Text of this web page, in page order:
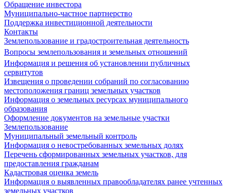
Обращение инвестора
Муниципально-частное партнерство
Поддержка инвестиционной деятельности
Контакты
Землепользование и градостроительная деятельность
Вопросы землепользования и земельных отношений
Информация и решения об установлении публичных
сервитутов
Извещения о проведении собраний по согласованию
местоположения границ земельных участков
Информация о земельных ресурсах муниципального
образования
Оформление документов на земельные участки
Землепользование
Муниципальный земельный контроль
Информация о невостребованных земельных долях
Перечень сформированных земельных участков, для
предоставления гражданам
Кадастровая оценка земель
Информация о выявленных правообладателях ранее учтенных
земельных участков